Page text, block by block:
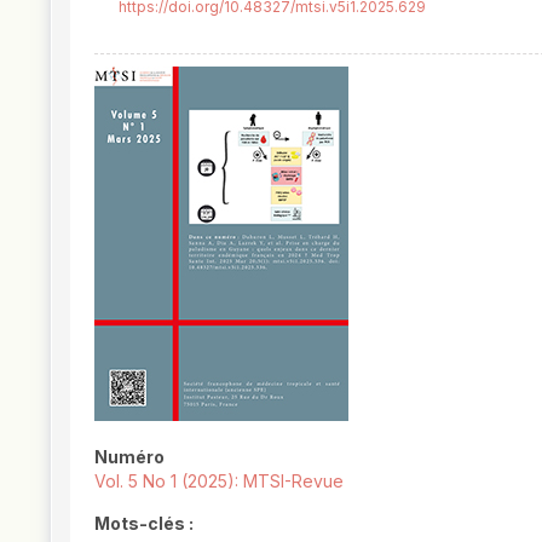
https://doi.org/10.48327/mtsi.v5i1.2025.629
Numéro
Vol. 5 No 1 (2025): MTSI-Revue
Mots-clés :